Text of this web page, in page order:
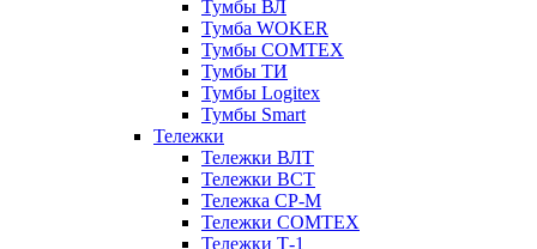
Тумбы ВЛ
Тумба WOKER
Тумбы COMTEX
Тумбы ТИ
Тумбы Logitex
Тумбы Smart
Тележки
Тележки ВЛТ
Тележки ВСТ
Тележка СР-М
Тележки COMTEX
Тележки Т-1